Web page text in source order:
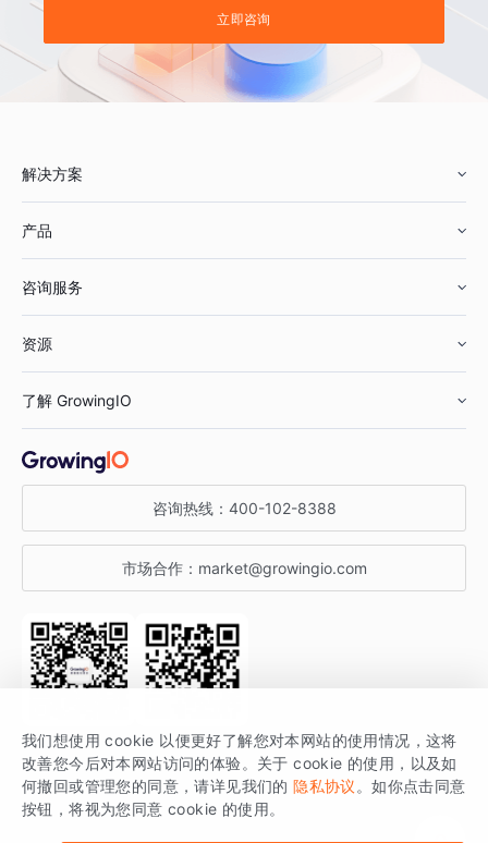
立即咨询
解决方案
鞋服行业
汽车行业
金融行业
产品
智能运营
获客分析
咨询服务
资源
增长公开课
增长博客
开发者文档
SDK 文档
场景指南
了解 GrowingIO
关于 GrowingIO
增长大会
行业活动
咨询热线： 400-102-8388
市场合作： market@growingio.com
关注公众号 获取更多干货
GrowingIO 是专注于数据智能分析与增长的品牌，核心平台为 GrowingIO
分析云。
我们想使用 cookie 以便更好了解您对本网站的使用情况，这将
改善您今后对本网站访问的体验。关于 cookie 的使用，以及如
何撤回或管理您的同意，请详见我们的 隐私协议 。如你点击同意
按钮，将视为您同意 cookie 的使用。